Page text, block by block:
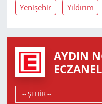
Yenişehir Yıldırım
AYDIN